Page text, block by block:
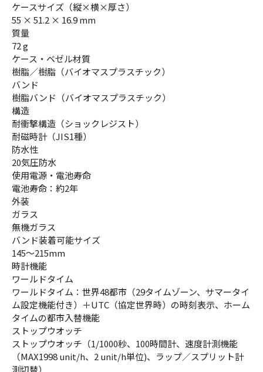
ケースサイズ（縦×横×厚さ）
55 × 51.2 × 16.9 mm
質量
72 g
ケース・ベゼル材質
樹脂／樹脂（バイオマスプラスチック）
バンド
樹脂バンド（バイオマスプラスチック）
構造
耐衝撃構造（ショックレジスト）
耐磁時計（JIS1種）
防水性
20気圧防水
使用電源・電池寿命
電池寿命：約2年
外装
ガラス
無機ガラス
バンド装着可能サイズ
145～215mm
時計機能
ワールドタイム
ワールドタイム：世界48都市（29タイムゾーン、サマータイ
ム設定機能付き）＋UTC（協定世界時）の時刻表示、ホーム
タイムの都市入替機能
ストップウオッチ
ストップウオッチ（1/1000秒、100時間計、速度計測機能
（MAX1998 unit/h、2 unit/h単位)、ラップ／スプリット計
測切替）